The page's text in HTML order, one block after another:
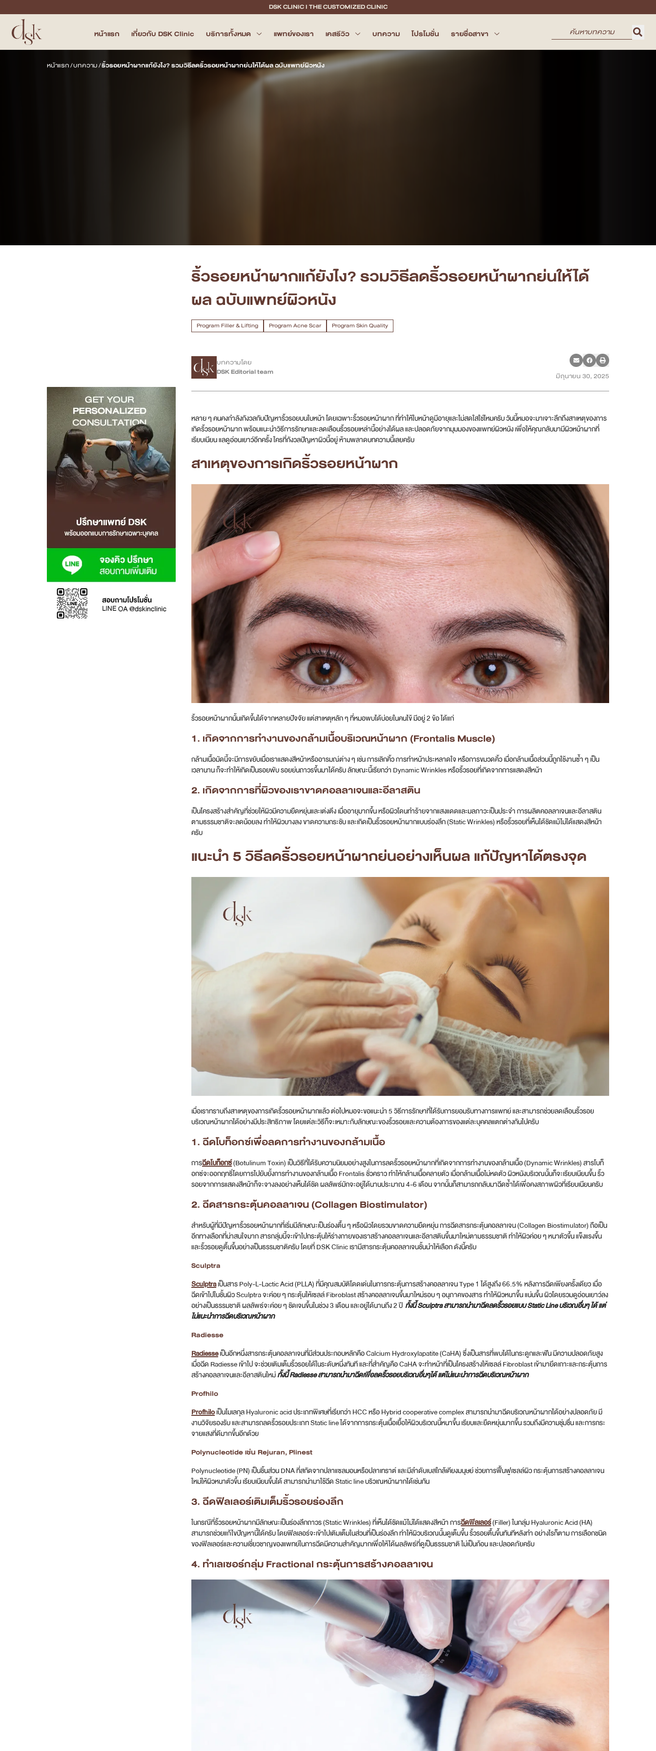
DSK CLINIC I THE CUSTOMIZED CLINIC
หน้าแรก เกี่ยวกับ DSK Clinic บริการทั้งหมด แพทย์ของเรา เคสรีวิว บทความ โปรโมชั่น รายชื่อสาขา
หน้าแรก
เคสรีวิว
สาขา Siam Paragon
สาขา Stadium One
สาขา Asoke
สาขา MRT สุทธิสาร
สาขา เซ็นทรัลปิ่นเกล้า
สาขา นครปฐม
หน้าแรก/บทความ/ริ้วรอยหน้าผากแก้ยังไง? รวมวิธีลดริ้วรอยหน้าผากย่นให้ได้ผล ฉบับแพทย์ผิวหนัง
ริ้วรอยหน้าผากแก้ยังไง? รวมวิธีลดริ้วรอยหน้าผากย่นให้ได้
ผล ฉบับแพทย์ผิวหนัง
Program Filler & Lifting Program Acne Scar Program Skin Quality
บทความโดย
DSK Editorial team
มิถุนายน 30, 2025
หลาย ๆ คนคงกำลังกังวลกับปัญหาริ้วรอยบนใบหน้า โดยเฉพาะริ้วรอยหน้าผาก ที่ทำให้ใบหน้าดูมีอายุและไม่สดใสใช่ไหมครับ วันนี้หมอจะมาเจาะลึกถึงสาเหตุของการ
เกิดริ้วรอยหน้าผาก พร้อมแนะนำวิธีการรักษาและลดเลือนริ้วรอยเหล่านี้อย่างได้ผล และปลอดภัยจากมุมมองของแพทย์ผิวหนัง เพื่อให้คุณกลับมามีผิวหน้าผากที่
เรียบเนียน แลดูอ่อนเยาว์อีกครั้ง ใครที่กังวลปัญหาผิวนี้อยู่ ห้ามพลาดบทความนี้เลยครับ
สาเหตุของการเกิดริ้วรอยหน้าผาก
ริ้วรอยหน้าผากนั้นเกิดขึ้นได้จากหลายปัจจัย แต่สาเหตุหลัก ๆ ที่หมอพบได้บ่อยในคนไข้ มีอยู่ 2 ข้อ ได้แก่
1. เกิดจากการทำงานของกล้ามเนื้อบริเวณหน้าผาก (Frontalis Muscle)
กล้ามเนื้อมัดนี้จะมีการขยับเมื่อเราแสดงสีหน้าหรืออารมณ์ต่าง ๆ เช่น การเลิกคิ้ว การทำหน้าประหลาดใจ หรือการขมวดคิ้ว เมื่อกล้ามเนื้อส่วนนี้ถูกใช้งานซ้ำ ๆ เป็น
เวลานาน ก็จะทำให้เกิดเป็นรอยพับ รอยย่นถาวรขึ้นมาได้ครับ ลักษณะนี้เรียกว่า Dynamic Wrinkles หรือริ้วรอยที่เกิดจากการแสดงสีหน้า
2. เกิดจากการที่ผิวของเราขาดคอลลาเจนและอีลาสติน
เป็นโครงสร้างสำคัญที่ช่วยให้ผิวมีความยืดหยุ่นและเต่งตึง เมื่ออายุมากขึ้น หรือผิวโดนทำร้ายจากแสงแดดและมลภาวะเป็นประจำ การผลิตคอลลาเจนและอีลาสติน
ตามธรรมชาติจะลดน้อยลง ทำให้ผิวบางลง ขาดความกระชับ และเกิดเป็นริ้วรอยหน้าผากแบบร่องลึก (Static Wrinkles) หรือริ้วรอยที่เห็นได้ชัดแม้ไม่ได้แสดงสีหน้า
ครับ
แนะนำ 5 วิธีลดริ้วรอยหน้าผากย่นอย่างเห็นผล แก้ปัญหาได้ตรงจุด
เมื่อเราทราบถึงสาเหตุของการเกิดริ้วรอยหน้าผากแล้ว ต่อไปหมอจะขอแนะนำ 5 วิธีการรักษาที่ได้รับการยอมรับทางการแพทย์ และสามารถช่วยลดเลือนริ้วรอย
บริเวณหน้าผากได้อย่างมีประสิทธิภาพ โดยแต่ละวิธีก็จะเหมาะกับลักษณะของริ้วรอยและความต้องการของแต่ละบุคคลแตกต่างกันไปครับ
1. ฉีดโบท็อกซ์เพื่อลดการทำงานของกล้ามเนื้อ
การฉีดโบท็อกซ์(Botulinum Toxin) เป็นวิธีที่ได้รับความนิยมอย่างสูงในการลดริ้วรอยหน้าผากที่เกิดจากการทำงานของกล้ามเนื้อ (Dynamic Wrinkles) สารโบท็
อกซ์จะออกฤทธิ์โดยการไปยับยั้งการทำงานของกล้ามเนื้อ Frontalis ชั่วคราว ทำให้กล้ามเนื้อคลายตัว เมื่อกล้ามเนื้อไม่หดตัว ผิวหนังบริเวณนั้นก็จะเรียบเนียนขึ้น ริ้ว
รอยจากการแสดงสีหน้าก็จะจางลงอย่างเห็นได้ชัด ผลลัพธ์มักจะอยู่ได้นานประมาณ 4-6 เดือน จากนั้นก็สามารถกลับมาฉีดซ้ำได้เพื่อคงสภาพผิวที่เรียบเนียนครับ
2. ฉีดสารกระตุ้นคอลลาเจน (Collagen Biostimulator)
สำหรับผู้ที่มีปัญหาริ้วรอยหน้าผากที่เริ่มมีลักษณะเป็นร่องตื้น ๆ หรือผิวโดยรวมขาดความยืดหยุ่น การฉีดสารกระตุ้นคอลลาเจน (Collagen Biostimulator) ถือเป็น
อีกทางเลือกที่น่าสนใจมาก สารกลุ่มนี้จะเข้าไปกระตุ้นให้ร่างกายของเราสร้างคอลลาเจนและอีลาสตินขึ้นมาใหม่ตามธรรมชาติ ทำให้ผิวค่อย ๆ หนาตัวขึ้น แข็งแรงขึ้น
และริ้วรอยดูตื้นขึ้นอย่างเป็นธรรมชาติครับ โดยที่ DSK Clinic เรามีสารกระตุ้นคอลลาเจนชั้นนำให้เลือก ดังนี้ครับ
Sculptra
Sculptraเป็นสาร Poly-L-Lactic Acid (PLLA) ที่มีคุณสมบัติโดดเด่นในการกระตุ้นการสร้างคอลลาเจน Type 1 ได้สูงถึง 66.5% หลังการฉีดเพียงครั้งเดียว เมื่อ
ฉีดเข้าไปในชั้นผิว Sculptra จะค่อย ๆ กระตุ้นให้เซลล์ Fibroblast สร้างคอลลาเจนขึ้นมาใหม่รอบ ๆ อนุภาคของสาร ทำให้ผิวหนาขึ้น แน่นขึ้น ผิวโดยรวมดูอ่อนเยาว์ลง
อย่างเป็นธรรมชาติ ผลลัพธ์จะค่อย ๆ ชัดเจนขึ้นในช่วง 3 เดือน และอยู่ได้นานถึง 2 ปี ทั้งนี้ Sculptra สามารถนำมาฉีดลดริ้วรอยแบบ Static Line บริเวณอื่นๆ ได้ แต่
ไม่แนะนำการฉีดบริเวณหน้าผาก
Radiesse
Radiesseเป็นอีกหนึ่งสารกระตุ้นคอลลาเจนที่มีส่วนประกอบหลักคือ Calcium Hydroxylapatite (CaHA) ซึ่งเป็นสารที่พบได้ในกระดูกและฟัน มีความปลอดภัยสูง
เมื่อฉีด Radiesse เข้าไป จะช่วยเติมเต็มริ้วรอยได้ในระดับหนึ่งทันที และที่สำคัญคือ CaHA จะทำหน้าที่เป็นโครงสร้างให้เซลล์ Fibroblast เข้ามายึดเกาะและกระตุ้นการ
สร้างคอลลาเจนและอีลาสตินใหม่ทั้งนี้ Radiesse สามารถนำมาฉีดเพื่อลดริ้วรอยบริเวณอื่นๆได้ แต่ไม่แนะนำการฉีดบริเวณหน้าผาก
Profhilo
Profhiloเป็นโมเลกุล Hyaluronic acid ประเภทพิเศษที่เรียกว่า HCC หรือ Hybrid cooperative complex สามารถนำมาฉีดบริเวณหน้าผากได้อย่างปลอดภัย มี
งานวิจัยรองรับ และสามารถลดริ้วรอยประเภท Static line ได้จากการกระตุ้นเนื้อเยื้อให้ผิวบริเวณนี้หนาขึ้น เรียบและยืดหยุ่นมากขึ้น รวมถึงมีความชุ่มชื่น และการกระ
จายแสงที่ดีมากขึ้นอีกด้วย
Polynucleotide เช่น Rejuran, Plinest
Polynucleotide (PN) เป็นชิ้นส่วน DNA ที่สกัดจากปลาแซลมอนหรือปลาเทราต์ และมีลำดับเบสใกล้เคียงมนุษย์ ช่วยการฟื้นฟูเซลล์ผิว กระตุ้นการสร้างคอลลาเจน
ใหม่ให้ผิวหนาตัวขึ้น เรียบเนียนขึ้นได้ สามารถนำมาใช้ฉีด Static line บริวเณหน้าผากได้เช่นกัน
3. ฉีดฟิลเลอร์เติมเต็มริ้วรอยร่องลึก
ในกรณีที่ริ้วรอยหน้าผากมีลักษณะเป็นร่องลึกถาวร (Static Wrinkles) ที่เห็นได้ชัดแม้ไม่ได้แสดงสีหน้า การฉีดฟิลเลอร์(Filler) ในกลุ่ม Hyaluronic Acid (HA)
สามารถช่วยแก้ไขปัญหานี้ได้ครับ โดยฟิลเลอร์จะเข้าไปเติมเต็มในส่วนที่เป็นร่องลึก ทำให้ผิวบริเวณนั้นดูเต็มขึ้น ริ้วรอยตื้นขึ้นทันทีหลังทำ อย่างไรก็ตาม การเลือกชนิด
ของฟิลเลอร์และความเชี่ยวชาญของแพทย์ในการฉีดมีความสำคัญมากเพื่อให้ได้ผลลัพธ์ที่ดูเป็นธรรมชาติ ไม่เป็นก้อน และปลอดภัยครับ
4. ทำเลเซอร์กลุ่ม Fractional กระตุ้นการสร้างคอลลาเจน